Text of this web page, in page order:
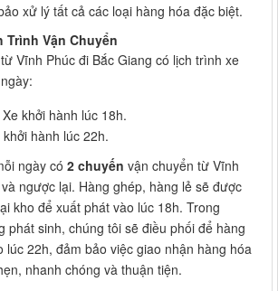
xử lý tất cả các loại hàng hóa đặc biệt.
Trình Vận Chuyển
Vĩnh Phúc đi Bắc Giang có lịch trình xe
Xe khởi hành lúc 18h.
khởi hành lúc 22h.
ngày có 2 chuyến vận chuyển từ Vĩnh
ngược lại. Hàng ghép, hàng lẻ sẽ được
kho để xuất phát vào lúc 18h. Trong
phát sinh, chúng tôi sẽ điều phối để hàng
lúc 22h, đảm bảo việc giao nhận hàng hóa
nhanh chóng và thuận tiện.